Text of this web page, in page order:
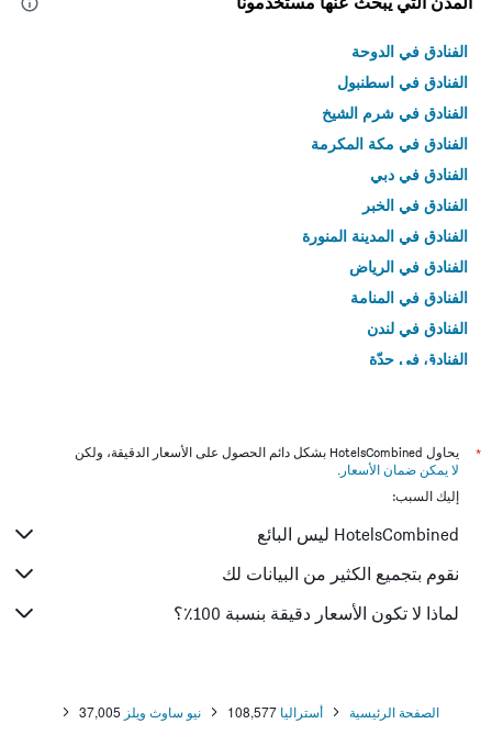
الفنادق في الدوحة
الفنادق في اسطنبول
الفنادق في شرم الشيخ
الفنادق في مكة المكرمة
الفنادق في دبي
الفنادق في الخبر
الفنادق في المدينة المنورة
الفنادق في الرياض
الفنادق في المنامة
الفنادق في لندن
الفنادق في جدّة
*
يحاول HotelsCombined بشكل دائم الحصول على الأسعار الدقيقة، ولكن
لا يمكن ضمان الأسعار .
إليك السبب:
HotelsCombined ليس البائع
نقوم بتجميع الكثير من البيانات لك
لماذا لا تكون الأسعار دقيقة بنسبة 100٪؟
الصفحة الرئيسية أستراليا 108,577 نيو ساوث ويلز 37,005